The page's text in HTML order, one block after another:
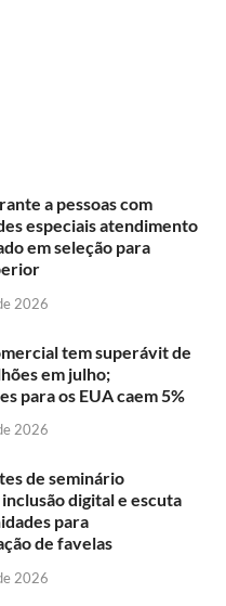
a pessoas com
especiais atendimento
em seleção para
2026
tem superávit de
em julho;
para os EUA caem 5%
2026
de seminário
digital e escuta
para
de favelas
2026